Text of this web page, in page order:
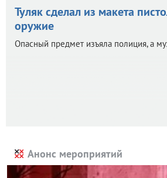
Туляк сделал из макета
оружие
Опасный предмет изъяла полиция, а
Анонс мероприятий